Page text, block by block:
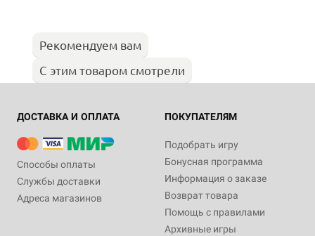
Рекомендуем вам
С этим товаром смотрели
ДОСТАВКА И ОПЛАТА
Способы оплаты
Службы доставки
Адреса магазинов
ПОКУПАТЕЛЯМ
Подобрать игру
Бонусная программа
Информация о заказе
Возврат товара
Помощь с правилами
Архивные игры